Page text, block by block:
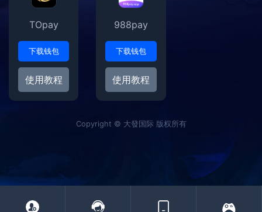
TOpay
下载钱包
使用教程
988pay
下载钱包
使用教程
Copyright © 大發国际 版权所有